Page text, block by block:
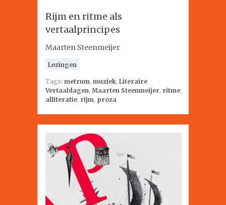
Rijm en ritme als
vertaalprincipes
Maarten Steenmeijer
Lezingen
Tags: metrum, muziek, Literaire
Vertaaldagen, Maarten Steenmeijer, ritme,
alliteratie, rijm, proza